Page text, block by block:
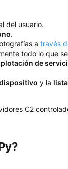
del usuario.
.
a través
todo lo que
de
y la
C2